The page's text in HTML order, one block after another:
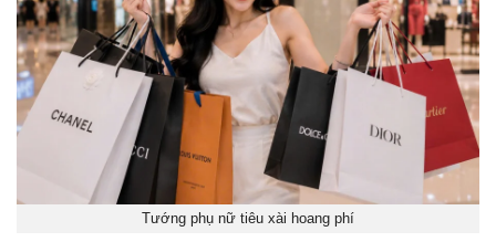
Tướng phụ nữ tiêu xài hoang phí